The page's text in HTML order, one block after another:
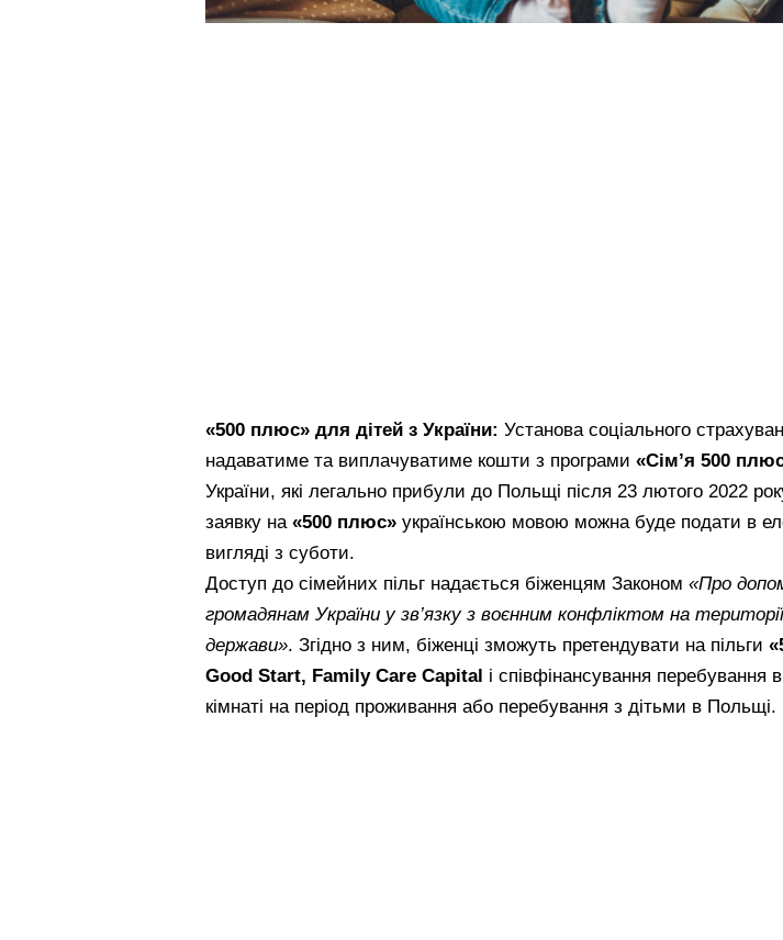
«500 плюс» для дітей з України: Установа соціального
надаватиме та виплачуватиме кошти з програми «Сім’я 500
України, які легально прибули до Польщі після 23 лютого 2022
заявку на «500 плюс» українською мовою можна буде подати в
вигляді з суботи.
Доступ до сімейних пільг надається біженцям Законом «Про
громадянам України у зв’язку з воєнним конфліктом на території
держави». Згідно з ним, біженці зможуть претендувати на пільги
Good Start, Family Care Capital і співфінансування перебування
кімнаті на період проживання або перебування з дітьми в Польщі.